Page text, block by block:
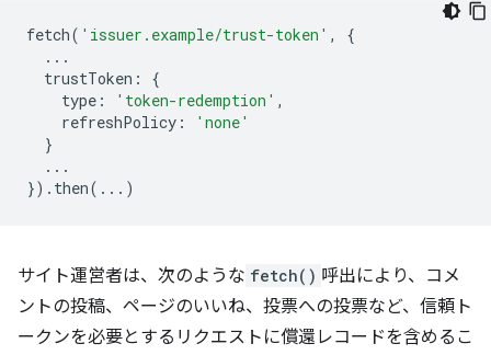
fetch( 'issuer.example/trust-token' ,
{
...
trustToken :
{
type : 'token-redemption' ,
refreshPolicy :
'none'
}
...
}). then(...)
サイト運営者は、次のような fetch() 呼出により、コメ
ントの投稿、ページのいいね、投票への投票など、信頼ト
ークンを必要とするリクエストに償還レコードを含めるこ